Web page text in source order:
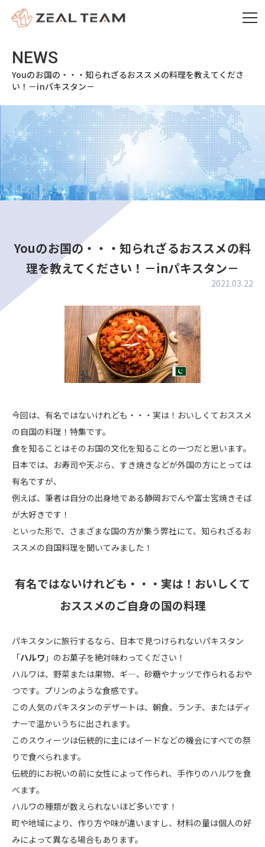
Youのお国の・・・知られざるおススメの料理を教えてくださ
い！－inパキスタン－
Youのお国の・・・知られざるおススメの料
理を教えてください！－inパキスタン－
2021.03.22
今回は、有名ではないけれども・・・実は！おいしくておススメ
の自国の料理！特集です。
食を知ることはそのお国の文化を知ることの一つだと思います。
日本では、お寿司や天ぷら、すき焼きなどが外国の方にとっては
有名ですが、
例えば、筆者は自分の出身地である静岡おでんや富士宮焼きそば
が大好きです！
といった形で、さまざまな国の方が集う弊社にて、知られざるお
ススメの自国料理を聞いてみました！
有名ではないけれども・・・実は！おいしくて
おススメのご自身の国の料理
パキスタンに旅行するなら、日本で見つけられないパキスタン
「ハルワ 」のお菓子を絶対味わってください！
ハルワは、野菜または果物、ギ―、砂糖やナッツで作られるおや
つです。プリンのような食感です。
この人気のパキスタンのデザートは、朝食、ランチ、またはディ
ナーで温かいうちに出されます。
このスウィーツは伝統的に主にはイードなどの機会にすべての祭
りで食べられます。
伝統的にお祝いの前に女性によって作られ、手作りのハルワを食
べます。
ハルワの種類が数えられないほど多いです！
町や地域により、作り方や味が違いますし、材料の量は個人の好
みによって異なる場合もあります。